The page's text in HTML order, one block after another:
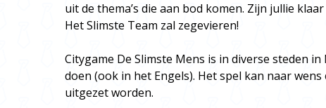
uit de thema’s die aan bod komen. Zijn jullie
Het Slimste Team zal zegevieren!
Citygame De Slimste Mens is in diverse steden
doen (ook in het Engels). Het spel kan naar
uitgezet worden.